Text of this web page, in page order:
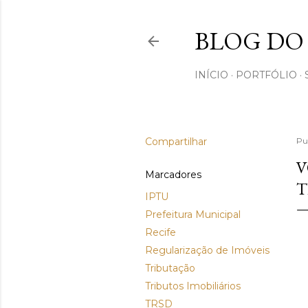
BLOG
INÍCIO PORTFÓLIO
Compartilhar
Marcadores
IPTU
Prefeitura Municipal
Recife
Regularização de Imóveis
Tributação
Tributos Imobiliários
TRSD